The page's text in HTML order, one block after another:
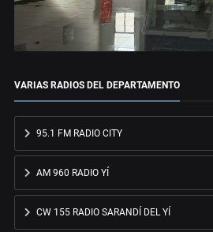
VARIAS RADIOS DEL DEPARTAMENTO
95.1 FM RADIO CITY
AM 960 RADIO YÍ
CW 155 RADIO SARANDÍ DEL YÍ